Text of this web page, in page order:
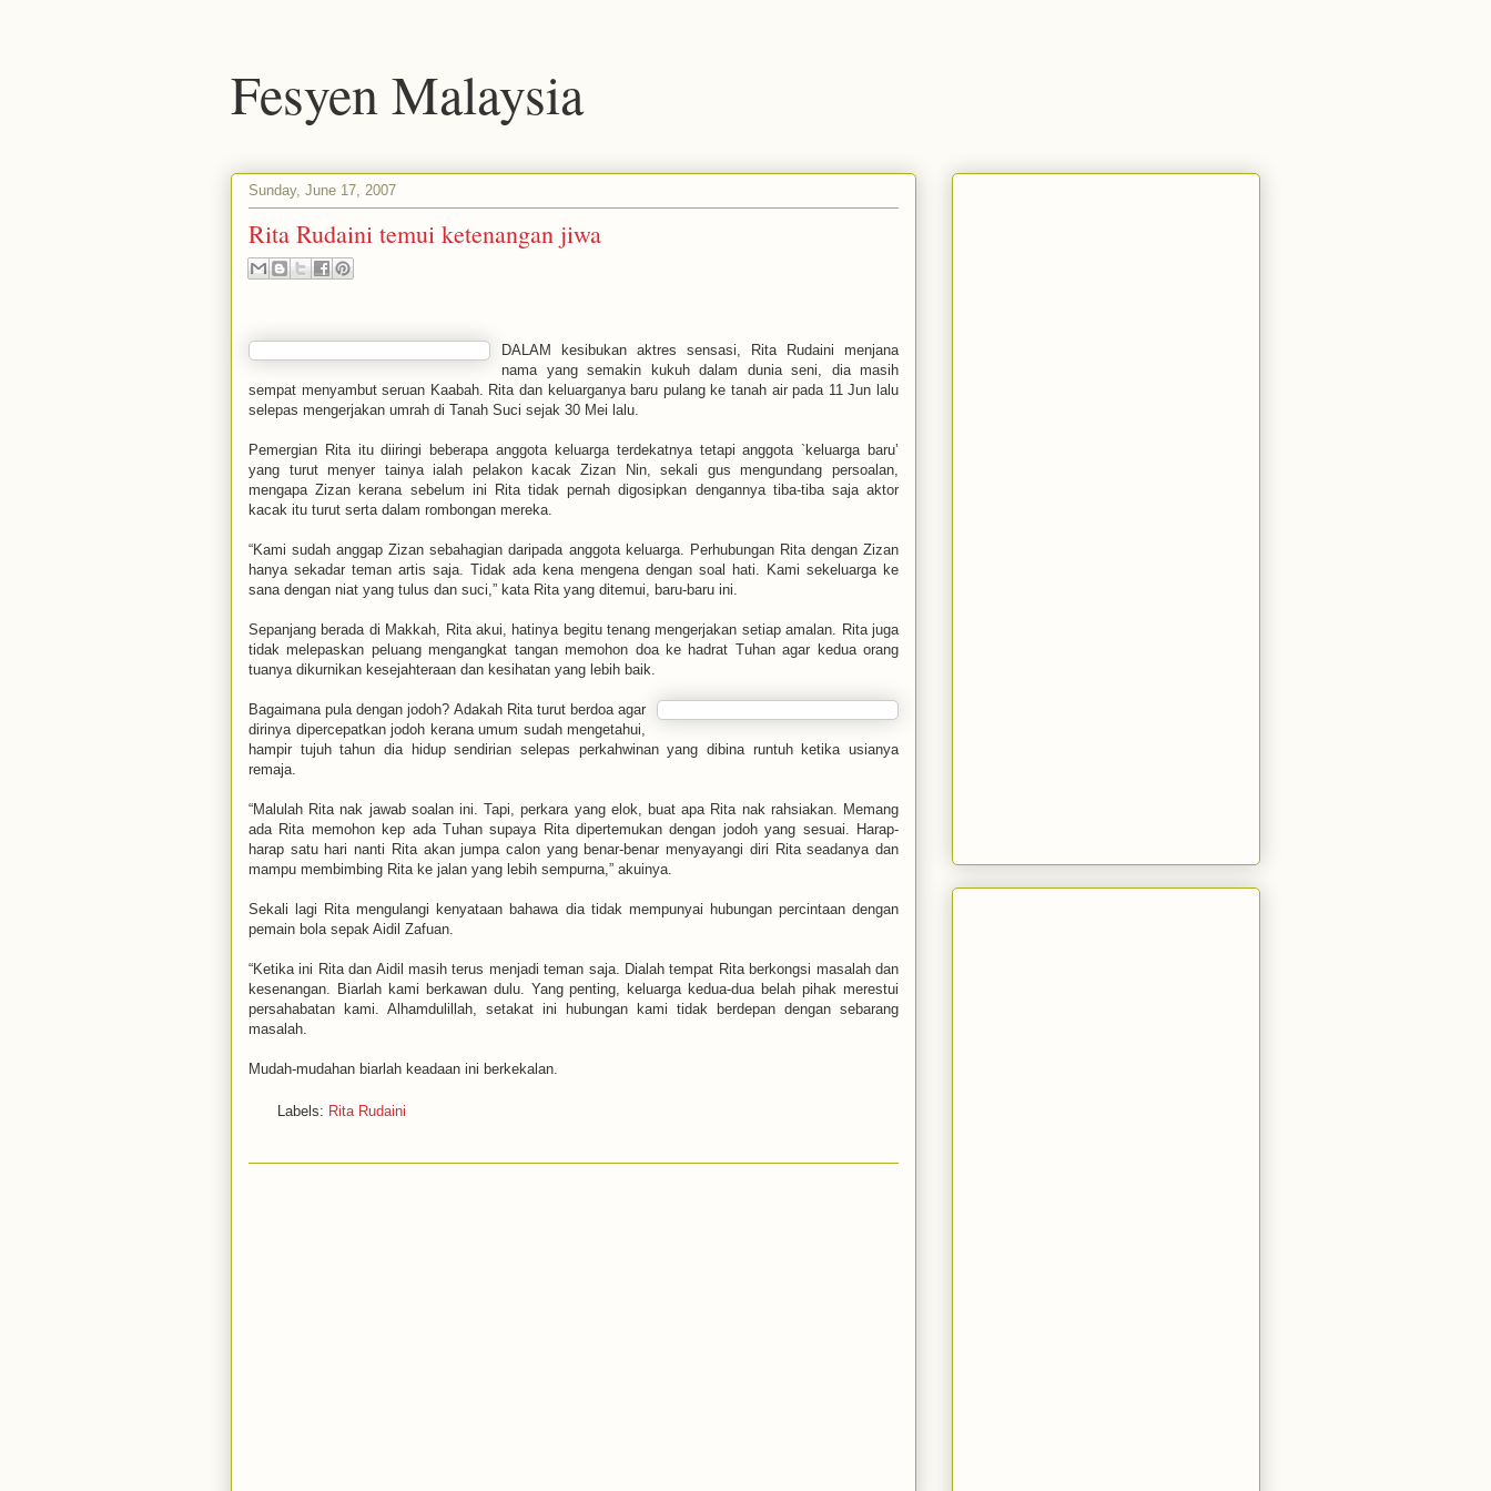
Fesyen Malaysia
Sunday, June 17, 2007
Rita Rudaini temui ketenangan jiwa
DALAM kesibukan aktres sensasi, Rita Rudaini menjana
nama yang semakin kukuh dalam dunia seni, dia masih
sempat menyambut seruan Kaabah. Rita dan keluarganya baru pulang ke tanah air pada 11 Jun lalu
selepas mengerjakan umrah di Tanah Suci sejak 30 Mei lalu.
Pemergian Rita itu diiringi beberapa anggota keluarga terdekatnya tetapi anggota `keluarga baru’
yang turut menyer tainya ialah pelakon kacak Zizan Nin, sekali gus mengundang persoalan,
mengapa Zizan kerana sebelum ini Rita tidak pernah digosipkan dengannya tiba-tiba saja aktor
kacak itu turut serta dalam rombongan mereka.
“Kami sudah anggap Zizan sebahagian daripada anggota keluarga. Perhubungan Rita dengan Zizan
hanya sekadar teman artis saja. Tidak ada kena mengena dengan soal hati. Kami sekeluarga ke
sana dengan niat yang tulus dan suci,” kata Rita yang ditemui, baru-baru ini.
Sepanjang berada di Makkah, Rita akui, hatinya begitu tenang mengerjakan setiap amalan. Rita juga
tidak melepaskan peluang mengangkat tangan memohon doa ke hadrat Tuhan agar kedua orang
tuanya dikurnikan kesejahteraan dan kesihatan yang lebih baik.
Bagaimana pula dengan jodoh? Adakah Rita turut berdoa agar
dirinya dipercepatkan jodoh kerana umum sudah mengetahui,
hampir tujuh tahun dia hidup sendirian selepas perkahwinan yang dibina runtuh ketika usianya
remaja.
“Malulah Rita nak jawab soalan ini. Tapi, perkara yang elok, buat apa Rita nak rahsiakan. Memang
ada Rita memohon kep ada Tuhan supaya Rita dipertemukan dengan jodoh yang sesuai. Harap-
harap satu hari nanti Rita akan jumpa calon yang benar-benar menyayangi diri Rita seadanya dan
mampu membimbing Rita ke jalan yang lebih sempurna,” akuinya.
Sekali lagi Rita mengulangi kenyataan bahawa dia tidak mempunyai hubungan percintaan dengan
pemain bola sepak Aidil Zafuan.
“Ketika ini Rita dan Aidil masih terus menjadi teman saja. Dialah tempat Rita berkongsi masalah dan
kesenangan. Biarlah kami berkawan dulu. Yang penting, keluarga kedua-dua belah pihak merestui
persahabatan kami. Alhamdulillah, setakat ini hubungan kami tidak berdepan dengan sebarang
masalah.
Mudah-mudahan biarlah keadaan ini berkekalan.
Labels: Rita Rudaini